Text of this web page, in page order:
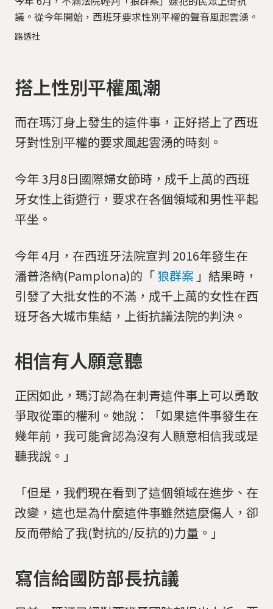
議。從今年開始，西班牙要求性別平權的聲音風起雲湧。
路透社
搭上性別平權風潮
而在瑪汀身上發生的這件事，正好搭上了西班
牙對性別平權的要求風起雲湧的時刻。
今年 3月8日國際婦女節時，成千上萬的西班
牙女性上街遊行，要求在各個領域和男性平起
平坐。
今年 4月，在西班牙法院宣判 2016年發生在
潘普洛納(Pamplona)的「狼群案 」結果時，
引發了大批女性的不滿，成千上萬的女性在西
班牙各大城市集結，上街抗議法院的判決。
相信有人願意聽
正因如此，瑪汀認為在刺青這件事上可以勇敢
爭取從軍的權利。她說：「如果這件事發生在
幾年前，我可能會認為沒有人願意相信我或是
聽我說。」
「但是，我們現在看到了這個領域在進步、在
改變，這也是為什麼這件事雖然這麼傷人，卻
反而帶給了我(對抗的/反抗的)力量。」
寫信給國防部長抗議